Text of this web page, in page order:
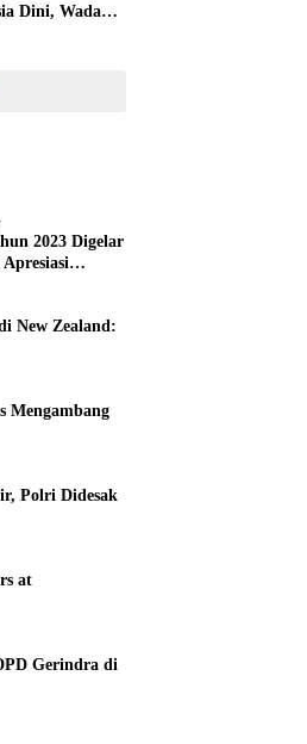
Dini, Wadah
2023 Digelar
New Zealand:
Mengambang
Polri Didesak
at
Gerindra di